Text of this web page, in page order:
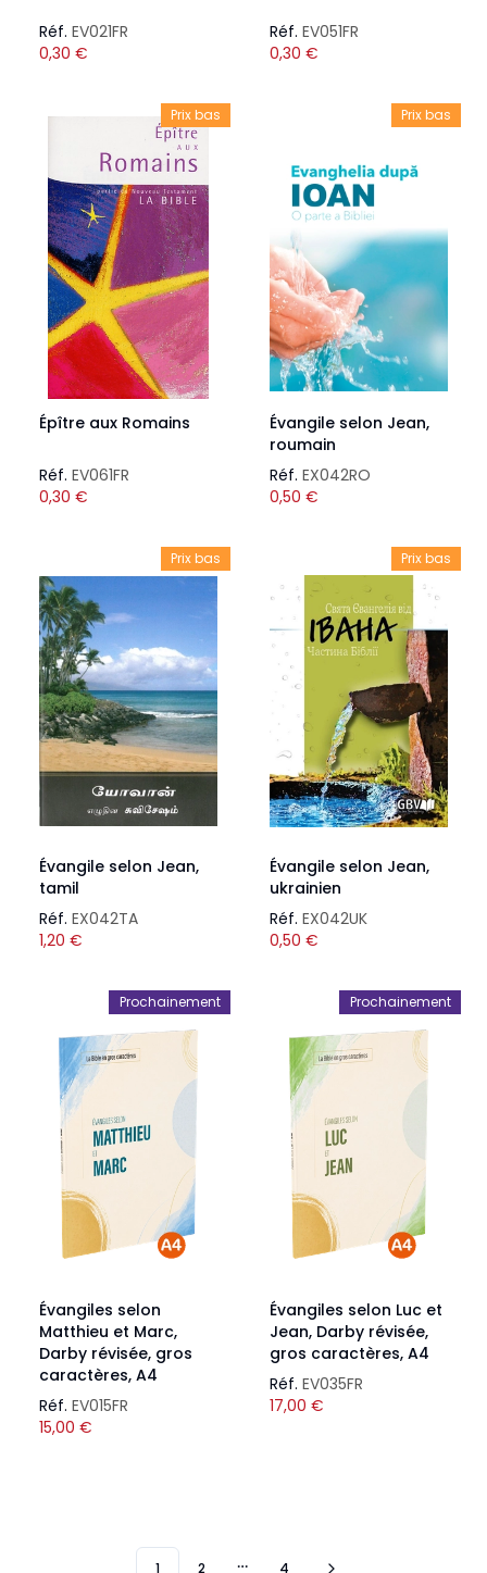
Réf. EV021FR
0,30 €
Réf. EV051FR
0,30 €
Prix bas
Épître aux Romains
Réf. EV061FR
0,30 €
Prix bas
Évangile selon Jean,
roumain
Réf. EX042RO
0,50 €
Prix bas
Évangile selon Jean,
tamil
Réf. EX042TA
1,20 €
Prix bas
Évangile selon Jean,
ukrainien
Réf. EX042UK
0,50 €
Prochainement
Évangiles selon
Matthieu et Marc,
Darby révisée, gros
caractères, A4
Réf. EV015FR
15,00 €
Prochainement
Évangiles selon Luc et
Jean, Darby révisée,
gros caractères, A4
Réf. EV035FR
17,00 €
1 2 4